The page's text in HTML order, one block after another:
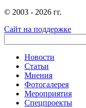
© 2003 - 2026 гг.
Сайт на поддержке
Новости
Статьи
Мнения
Фотогалерея
Мероприятия
Спецпроекты